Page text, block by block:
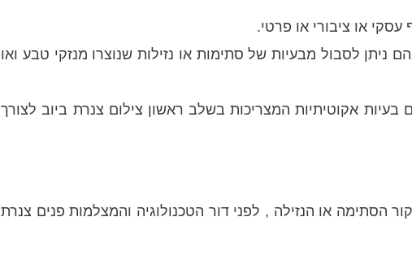
או ציבורי או פרטי.
ניתן לסבול מבעיות של סתימות או נזילות שנוצרו מנזקי טבע ואו
אקוטיתיות המצריכות בשלב ראשון צילום צנרת ביוב לצורך
הסתימה או הנזילה , לפני דור הטכנולוגיה והמצלמות פנים צנרת